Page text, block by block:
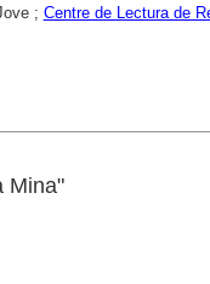
; Centre de Lectura de
Mina"